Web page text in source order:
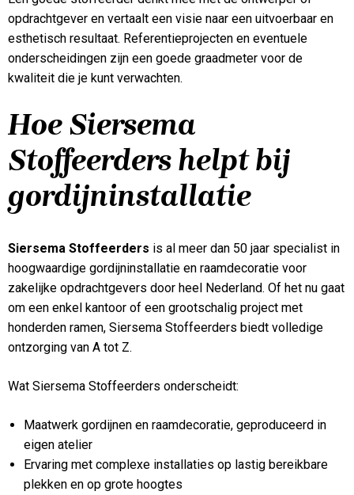
opdrachtgever en vertaalt een visie naar een uitvoerbaar en
esthetisch resultaat. Referentieprojecten en eventuele
onderscheidingen zijn een goede graadmeter voor de
kwaliteit die je kunt verwachten.
Hoe Siersema
Stoffeerders helpt bij
gordijninstallatie
Siersema Stoffeerders is al meer dan 50 jaar specialist in
hoogwaardige gordijninstallatie en raamdecoratie voor
zakelijke opdrachtgevers door heel Nederland. Of het nu gaat
om een enkel kantoor of een grootschalig project met
honderden ramen, Siersema Stoffeerders biedt volledige
ontzorging van A tot Z.
Wat Siersema Stoffeerders onderscheidt:
Maatwerk gordijnen en raamdecoratie, geproduceerd in
eigen atelier
Ervaring met complexe installaties op lastig bereikbare
plekken en op grote hoogtes